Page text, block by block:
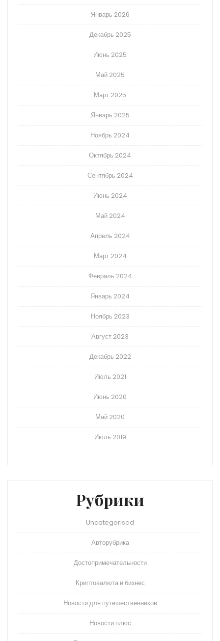
Январь 2026
Декабрь 2025
Июнь 2025
Май 2025
Март 2025
Январь 2025
Ноябрь 2024
Октябрь 2024
Сентябрь 2024
Июнь 2024
Май 2024
Апрель 2024
Март 2024
Февраль 2024
Январь 2024
Ноябрь 2023
Август 2023
Декабрь 2022
Июль 2021
Июнь 2020
Май 2020
Июль 2019
Рубрики
Uncategorised
Авторубрика
Достопримечательности
Криптовалюта и бизнес
Новости для путешественников
Новости плюс